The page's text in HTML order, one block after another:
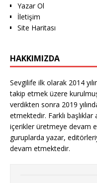
Yazar Ol
İletişim
Site Haritası
HAKKIMIZDA
Sevgilife ilk olarak 2014
takip etmek üzere
verdikten sonra 2019
etmektedir. Farklı başlıklar
içerikler üretmeye devam
guruplarda yazar,
devam etmektedir.